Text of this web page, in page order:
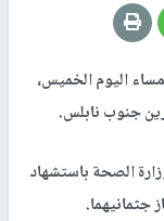
اليوم الخميس،
جنوب نابلس.
الصحة باستشهاد
جثمانيهما.